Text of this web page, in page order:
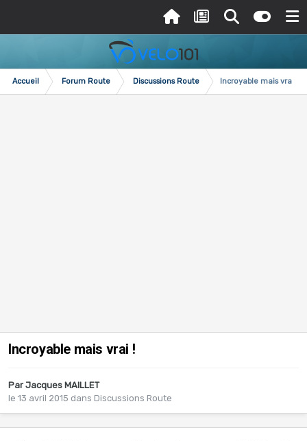
Accueil Forum Route Discussions Route Incroyable mais vrai !
Incroyable mais vrai !
Par Jacques MAILLET
le 13 avril 2015 dans Discussions Route